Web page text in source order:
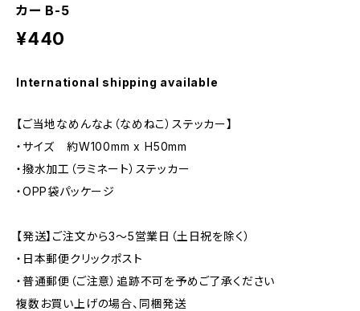
カー B-5
¥440
International shipping available
【ご当地なめんなよ（なめねこ）ステッカー】
・サイズ 約W100mm x H50mm
・撥水加工（ラミネート）ステッカー
・OPP袋パッケージ
【発送】ご注文から3〜5営業日（土日祝を除く）
・日本郵便クリックポスト
・普通郵便（ご注意）追跡不可を予めご了承ください
複数お買い上げの場合、同梱発送